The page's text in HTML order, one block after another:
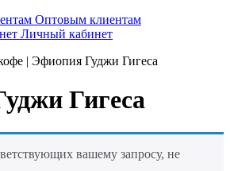
Оптовым клиентам
Личный кабинет
| Эфиопия Гуджи Гигеса
Гигеса
вашему запросу, не